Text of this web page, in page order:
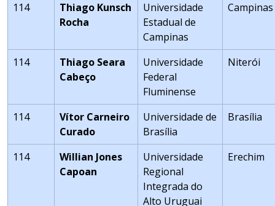
114
Thiago Kunsch
Rocha
Universidade
Estadual de
Campinas
Campinas
114
Thiago Seara
Cabeço
Universidade
Federal
Fluminense
Niterói
114
Vítor Carneiro
Curado
Universidade de
Brasília
Brasília
114
Willian Jones
Capoan
Universidade
Regional
Integrada do
Alto Uruguai
Erechim